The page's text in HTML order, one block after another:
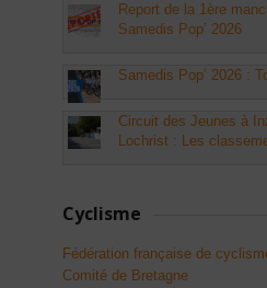
Report de la 1ère
Samedis Pop’ 2026
Samedis Pop’ 2026 :
Circuit des Jeunes à
Lochrist : Les
Cyclisme
Fédération française de
Comité de Bretagne